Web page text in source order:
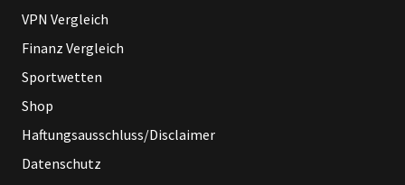
VPN Vergleich
Finanz Vergleich
Sportwetten
Shop
Haftungsausschluss/Disclaimer
Datenschutz